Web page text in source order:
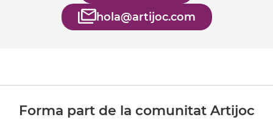
hola@artijoc.com
Forma part de la comunitat Artijoc